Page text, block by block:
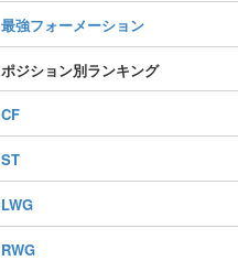
最強フォーメーション
ポジション別ランキング
CF
ST
LWG
RWG